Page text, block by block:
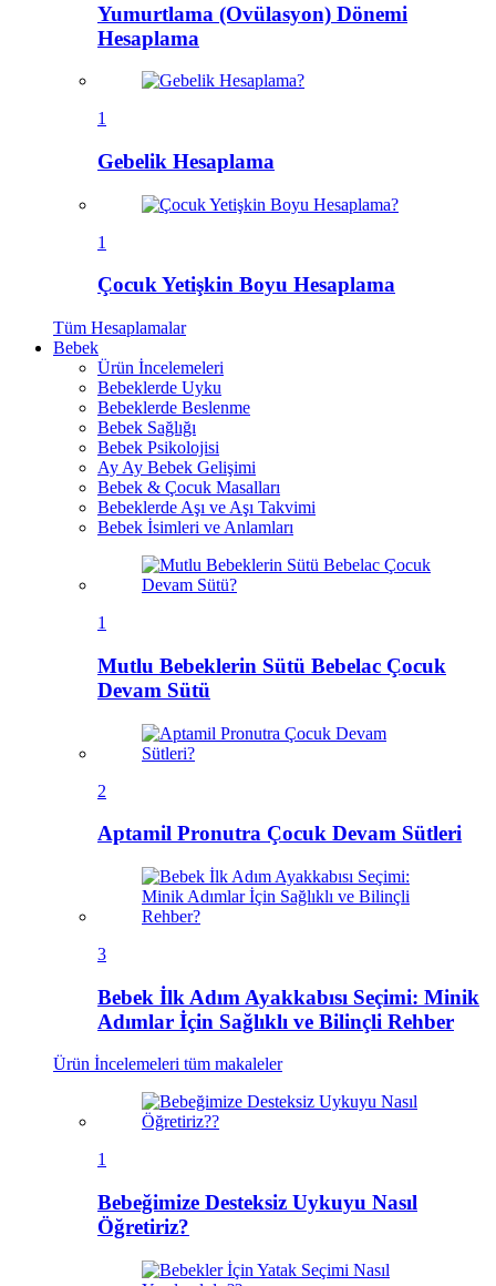
Yumurtlama (Ovülasyon) Dönemi
Hesaplama
1
Gebelik Hesaplama
1
Çocuk Yetişkin Boyu Hesaplama
Tüm Hesaplamalar
Bebek
Ürün İncelemeleri
Bebeklerde Uyku
Bebeklerde Beslenme
Bebek Sağlığı
Bebek Psikolojisi
Ay Ay Bebek Gelişimi
Bebek & Çocuk Masalları
Bebeklerde Aşı ve Aşı Takvimi
Bebek İsimleri ve Anlamları
1
Mutlu Bebeklerin Sütü Bebelac Çocuk
Devam Sütü
2
Aptamil Pronutra Çocuk Devam Sütleri
3
Bebek İlk Adım Ayakkabısı Seçimi: Minik
Adımlar İçin Sağlıklı ve Bilinçli Rehber
Ürün İncelemeleri tüm makaleler
1
Bebeğimize Desteksiz Uykuyu Nasıl
Öğretiriz?